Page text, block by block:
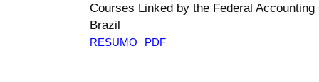
Courses Linked by the Federal
Brazil
RESUMO PDF